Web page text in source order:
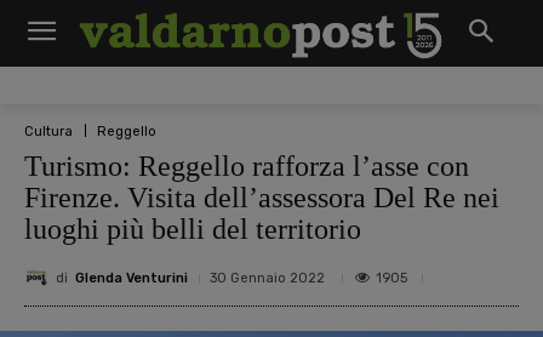
Cultura Reggello
Turismo: Reggello rafforza l’asse con
Firenze. Visita dell’assessora Del Re nei
luoghi più belli del territorio
di Glenda Venturini 30 Gennaio 2022 1905